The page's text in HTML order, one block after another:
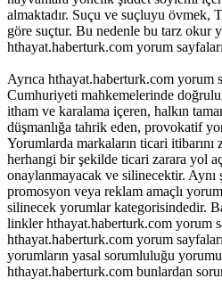
almaktadır. Suçu ve suçluyu övmek,
göre suçtur. Bu nedenle bu tarz okur
hthayat.haberturk.com yorum
Ayrıca hthayat.haberturk.com yorum
Cumhuriyeti mahkemelerinde
itham ve karalama içeren, halkın
düşmanlığa tahrik eden, provokatif
Yorumlarda markaların ticari itibarını
herhangi bir şekilde ticari zarara yol
onaylanmayacak ve silinecektir.
promosyon veya reklam amaçlı
silinecek yorumlar kategorisindedir.
linkler hthayat.haberturk.com yorum
hthayat.haberturk.com yorum
yorumların yasal sorumluluğu
hthayat.haberturk.com bunlardan